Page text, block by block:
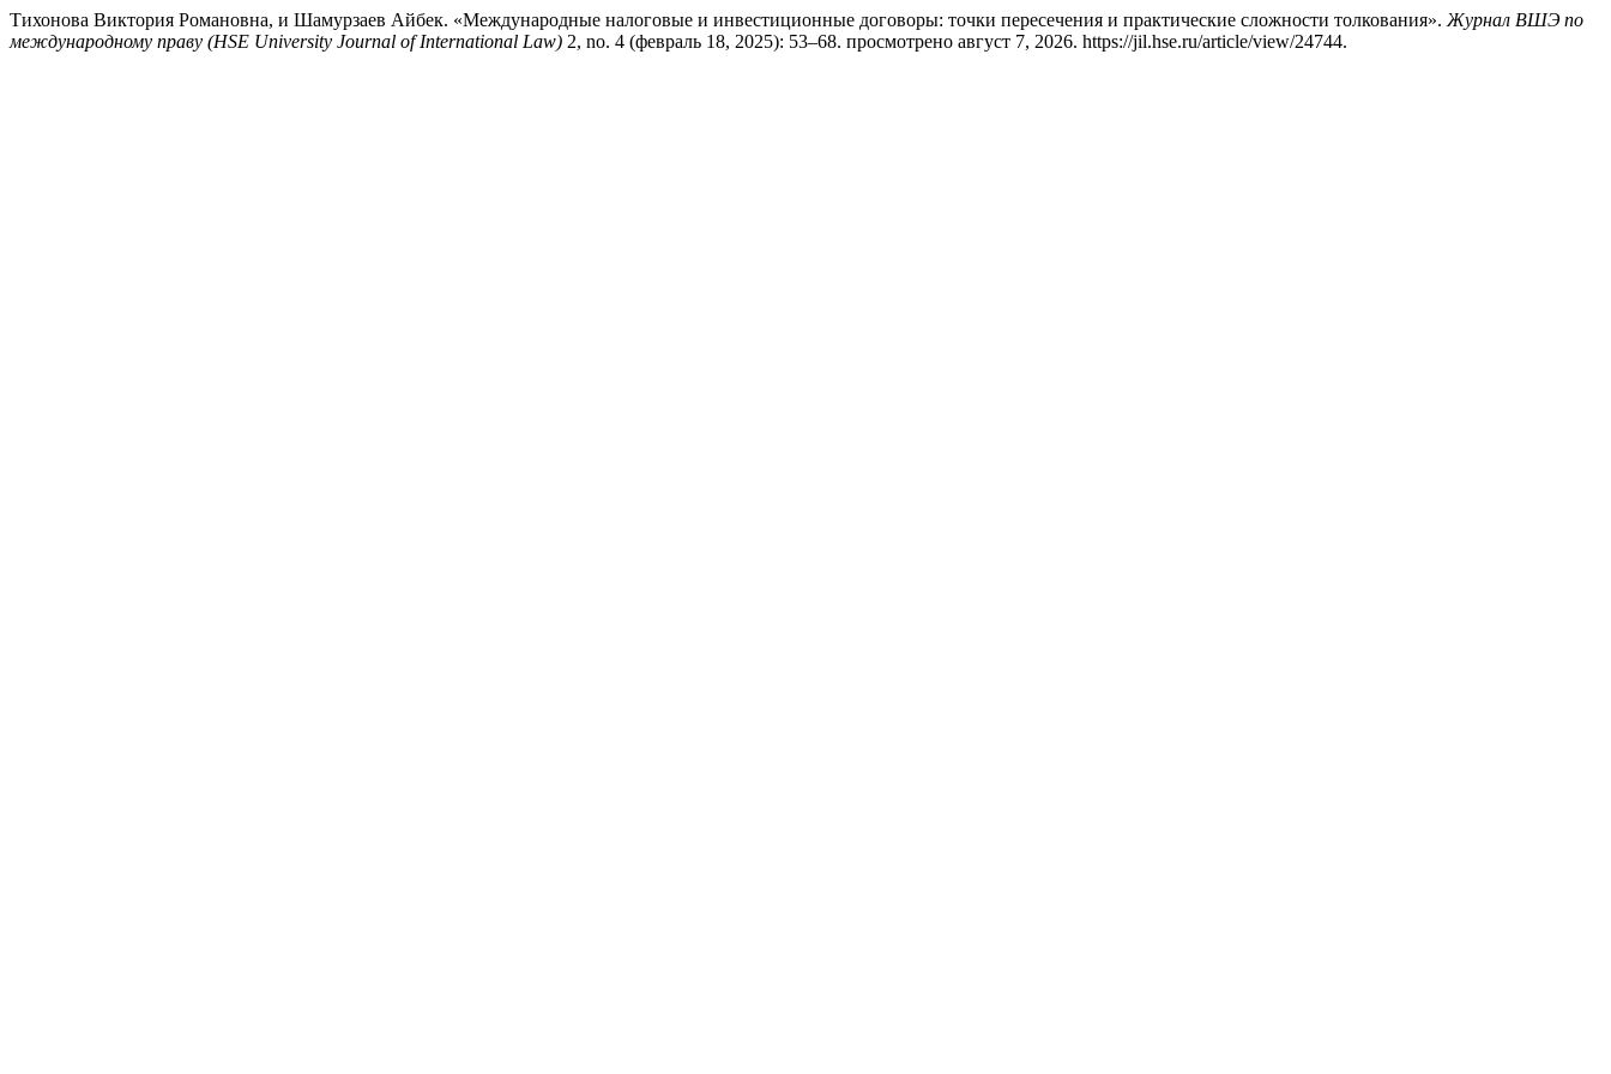
Тихонова Виктория Романовна, и Шамурзаев Айбек. «Международные налоговые и инвестиционные договоры: точки пересечения и практические сложности толкования». Журнал ВШЭ по
международному праву (HSE University Journal of International Law) 2, no. 4 (февраль 18, 2025): 53–68. просмотрено август 7, 2026. https://jil.hse.ru/article/view/24744.